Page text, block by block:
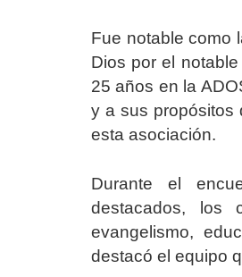
Fue notable como
Dios por el
25 años en la
y a sus propósitos
esta asociación.
Durante el
destacados, los
evangelismo,
destacó el equipo